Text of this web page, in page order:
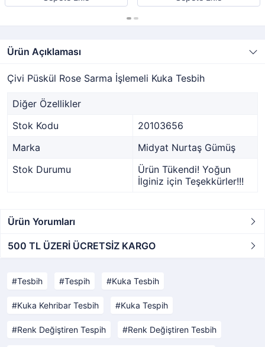
Ürün Açıklaması
Çivi Püskül Rose Sarma İşlemeli Kuka Tesbih
Diğer Özellikler
Stok Kodu
20103656
Marka
Midyat Nurtaş Gümüş
Stok Durumu
Ürün Tükendi! Yoğun
İlginiz için Teşekkürler!!!
Ürün Yorumları
500 TL ÜZERİ ÜCRETSİZ KARGO
Tesbih Tespih Kuka Tesbih
Kuka Kehribar Tesbih Kuka Tespih
Renk Değiştiren Tespih Renk Değiştiren Tesbih